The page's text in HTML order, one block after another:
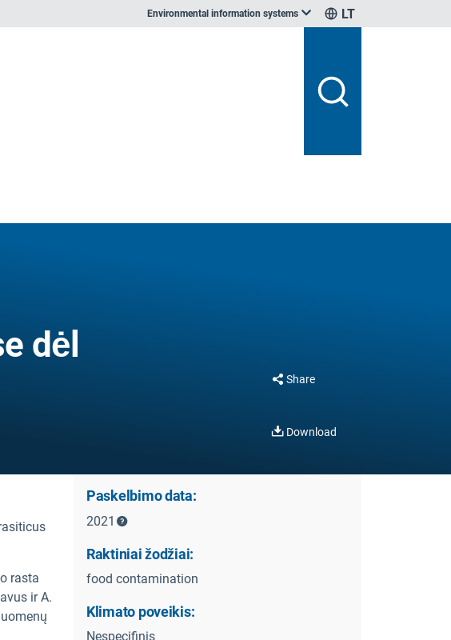
Environmental information systems LT
dėl
Share
Download
rasta
ir A.
Paskelbimo data:
2021
Raktiniai žodžiai:
food contamination
Klimato poveikis:
Nespecifinis